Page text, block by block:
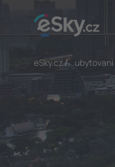
eSky.cz/ ubytovani